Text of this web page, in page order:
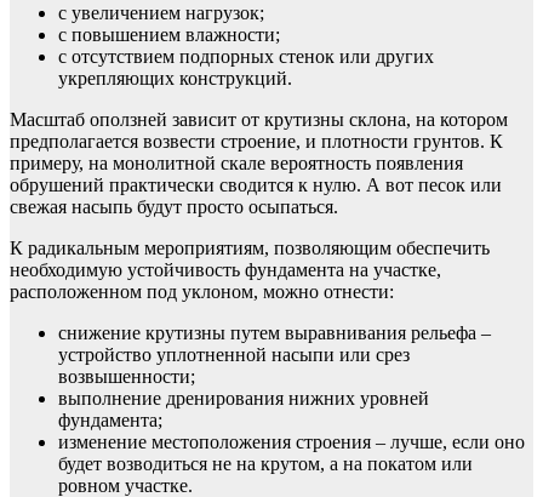
с увеличением нагрузок;
с повышением влажности;
с отсутствием подпорных стенок или других
укрепляющих конструкций.
Масштаб оползней зависит от крутизны склона, на котором
предполагается возвести строение, и плотности грунтов. К
примеру, на монолитной скале вероятность появления
обрушений практически сводится к нулю. А вот песок или
свежая насыпь будут просто осыпаться.
К радикальным мероприятиям, позволяющим обеспечить
необходимую устойчивость фундамента на участке,
расположенном под уклоном, можно отнести:
снижение крутизны путем выравнивания рельефа –
устройство уплотненной насыпи или срез
возвышенности;
выполнение дренирования нижних уровней
фундамента;
изменение местоположения строения – лучше, если оно
будет возводиться не на крутом, а на покатом или
ровном участке.